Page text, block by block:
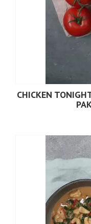
CHICKEN